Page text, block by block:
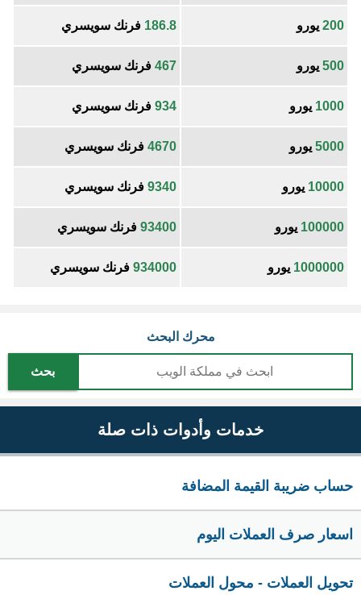
200 يورو 186.8 فرنك سويسري
500 يورو 467 فرنك سويسري
1000 يورو 934 فرنك سويسري
5000 يورو 4670 فرنك سويسري
10000 يورو 9340 فرنك سويسري
100000 يورو 93400 فرنك سويسري
1000000 يورو 934000 فرنك سويسري
محرك البحث
بحث
خدمات وأدوات ذات صلة
حساب ضريبة القيمة المضافة
اسعار صرف العملات اليوم
تحويل العملات - محول العملات